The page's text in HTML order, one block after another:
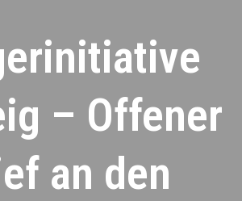
– Offener
an den